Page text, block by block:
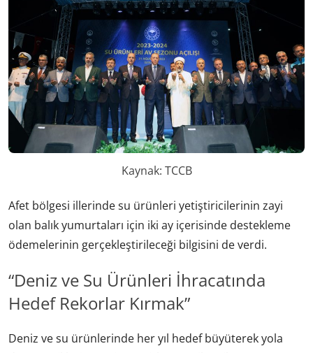
Kaynak: TCCB
Afet bölgesi illerinde su ürünleri yetiştiricilerinin zayi
olan balık yumurtaları için iki ay içerisinde destekleme
ödemelerinin gerçekleştirileceği bilgisini de verdi.
“Deniz ve Su Ürünleri İhracatında
Hedef Rekorlar Kırmak”
Deniz ve su ürünlerinde her yıl hedef büyüterek yola